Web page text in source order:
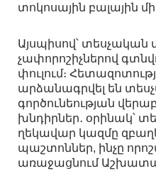
տոկոսային բալային
Այսպիսով՝ տեսչական
չափորոշիչներով
փուլում։
արձանագրվել են
գործունեության
խնդիրներ․ օրինակ՝
ղեկավար կազմը
պաշտոններ, ինչը
առաջացնում